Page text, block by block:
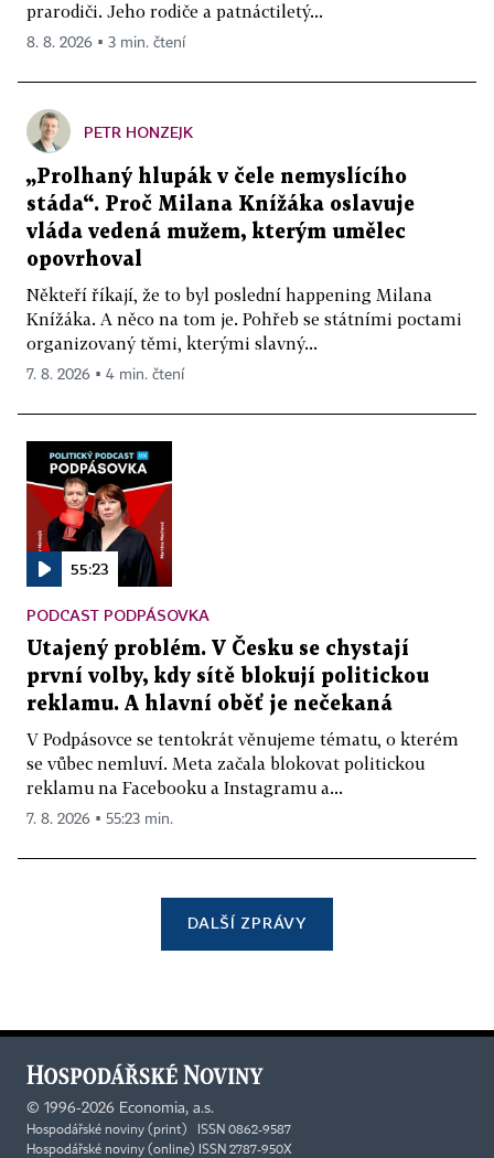
prarodiči. Jeho rodiče a patnáctiletý...
8. 8. 2026 ▪ 3 min. čtení
PETR HONZEJK
„Prolhaný hlupák v čele nemyslícího
stáda“. Proč Milana Knížáka oslavuje
vláda vedená mužem, kterým umělec
opovrhoval
Někteří říkají, že to byl poslední happening Milana
Knížáka. A něco na tom je. Pohřeb se státními poctami
organizovaný těmi, kterými slavný...
7. 8. 2026 ▪ 4 min. čtení
55:23
PODCAST PODPÁSOVKA
Utajený problém. V Česku se chystají
první volby, kdy sítě blokují politickou
reklamu. A hlavní oběť je nečekaná
V Podpásovce se tentokrát věnujeme tématu, o kterém
se vůbec nemluví. Meta začala blokovat politickou
reklamu na Facebooku a Instagramu a...
7. 8. 2026 ▪ 55:23 min.
DALŠÍ ZPRÁVY
© 1996-2026 Economia, a.s.
Hospodářské noviny (print) ISSN 0862-9587
Hospodářské noviny (online) ISSN 2787-950X